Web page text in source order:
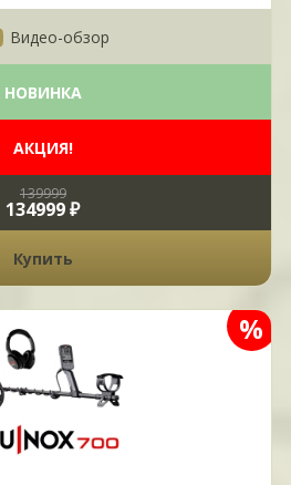
Видео-обзор
НОВИНКА
АКЦИЯ!
139999
134999 ₽
Купить
%